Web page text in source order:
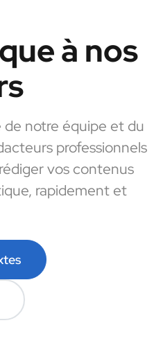
à nos
notre équipe et du
professionnels
vos contenus
rapidement et